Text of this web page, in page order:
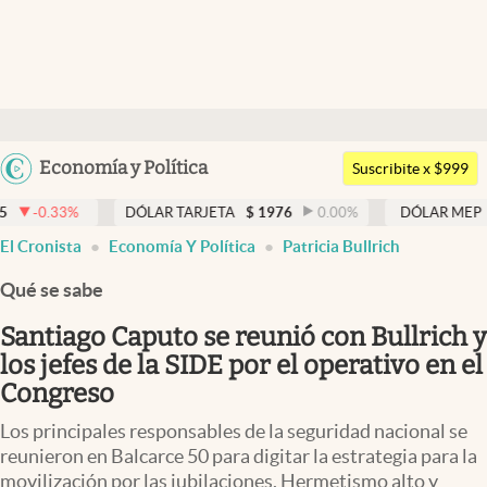
Argentina
Uruguay
Economía y Política
Members
Economía y Política
Finanzas y Mercados
Mercados Online
Negocios
Columnistas
Apertura
Suscribite x $999
DÓLAR TARJETA $ 1976 0.00 % DÓLAR MEP $ 1526,03
El Cronista Economía Y Política Patricia Bullrich
Qué se sabe
Santiago Caputo se reunió con Bullrich y
los jefes de la SIDE por el operativo en el
Congreso
Los principales responsables de la seguridad nacional se
reunieron en Balcarce 50 para digitar la estrategia para la
movilización por las jubilaciones. Hermetismo alto y